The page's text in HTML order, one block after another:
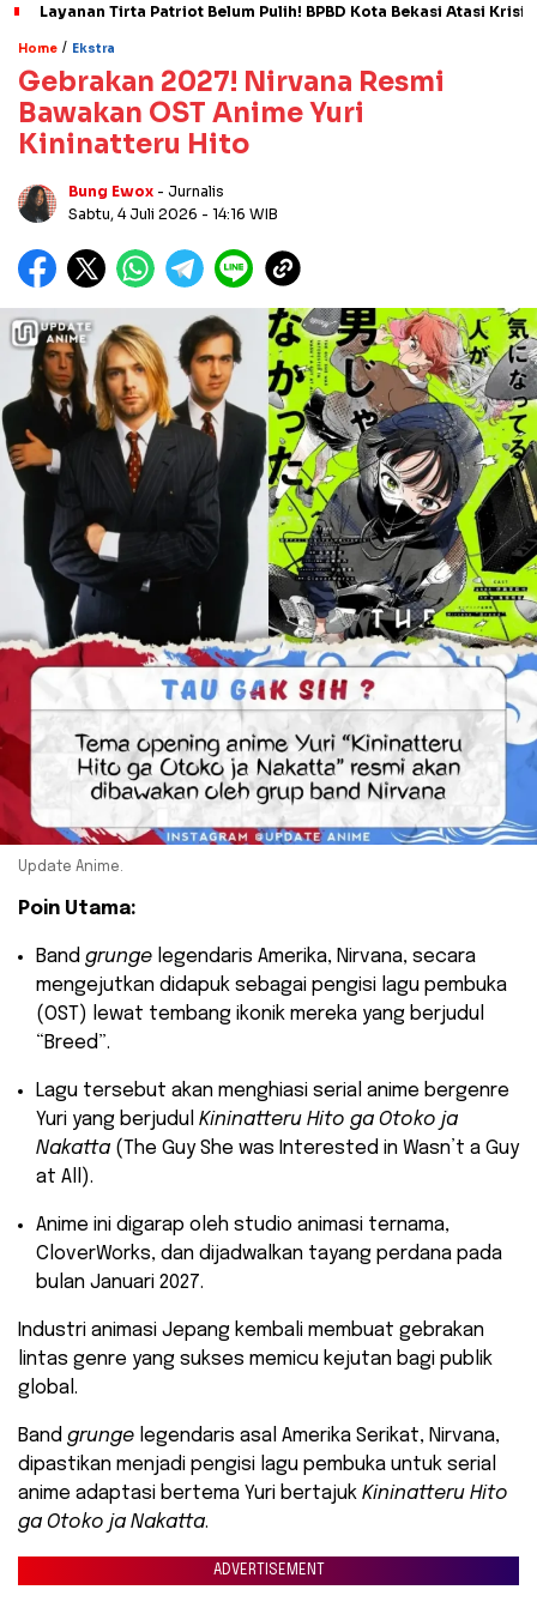
Layanan Tirta Patriot Belum Pulih! BPBD Kota Bekasi Atasi
Home / Ekstra
Gebrakan 2027! Nirvana Resmi
Bawakan OST Anime Yuri
Kininatteru Hito
Bung Ewox - Jurnalis
Sabtu, 4 Juli 2026 - 14:16 WIB
Update Anime.
Poin Utama:
​Band grunge legendaris Amerika, Nirvana, secara
mengejutkan didapuk sebagai pengisi lagu pembuka
(OST) lewat tembang ikonik mereka yang berjudul
“Breed”.
​Lagu tersebut akan menghiasi serial anime bergenre
Yuri yang berjudul Kininatteru Hito ga Otoko ja
Nakatta (The Guy She was Interested in Wasn’t a Guy
at All).
​Anime ini digarap oleh studio animasi ternama,
CloverWorks, dan dijadwalkan tayang perdana pada
bulan Januari 2027.
Industri animasi Jepang kembali membuat gebrakan
lintas genre yang sukses memicu kejutan bagi publik
global.
Band grunge legendaris asal Amerika Serikat, Nirvana,
dipastikan menjadi pengisi lagu pembuka untuk serial
anime adaptasi bertema Yuri bertajuk Kininatteru Hito
ga Otoko ja Nakatta.
ADVERTISEMENT